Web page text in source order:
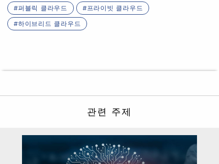
퍼블릭 클라우드 프라이빗 클라우드
하이브리드 클라우드
관련 주제